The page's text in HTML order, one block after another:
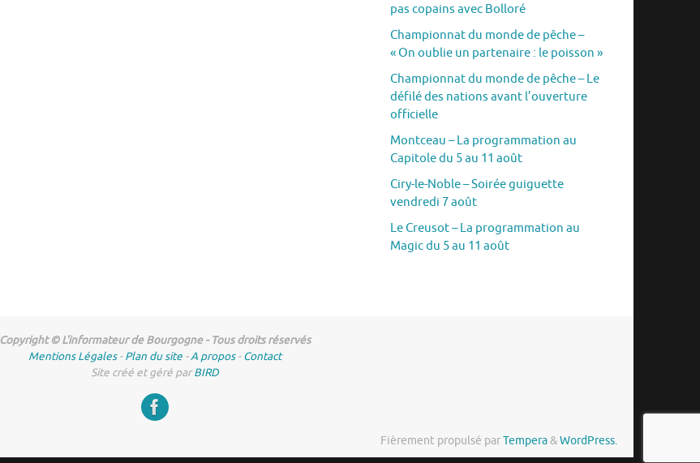
pas copains avec Bolloré
Championnat du monde de pêche –
« On oublie un partenaire : le poisson »
Championnat du monde de pêche – Le
défilé des nations avant l’ouverture
officielle
Montceau – La programmation au
Capitole du 5 au 11 août
Ciry-le-Noble – Soirée guiguette
vendredi 7 août
Le Creusot – La programmation au
Magic du 5 au 11 août
Copyright © L'informateur de Bourgogne - Tous droits réservés
Mentions Légales-Plan du site -A propos-Contact
Site créé et géré parBIRD
Fièrement propulsé parTempera&WordPress.